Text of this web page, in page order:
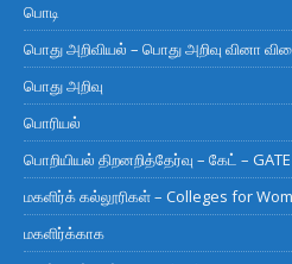
பொடி
பொது அறிவியல் – பொது அறிவு வினா
பொது அறிவு
பொரியல்
பொறியியல் திறனறித்தேர்வு – கேட் – GATE
மகளிர்க் கல்லூரிகள் – Colleges for
மகளிர்க்காக